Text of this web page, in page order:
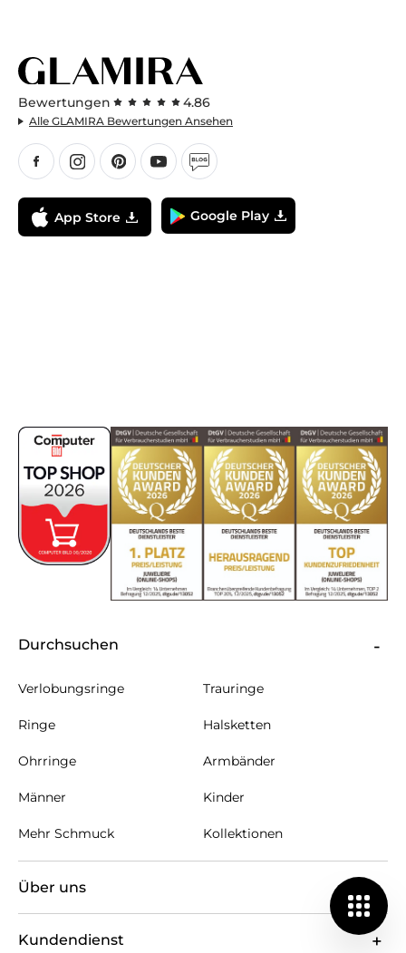
Bewertungen 4.86
Alle GLAMIRA Bewertungen Ansehen
App Store Google Play
Durchsuchen
Verlobungsringe Trauringe
Ringe Halsketten
Ohrringe Armbänder
Männer Kinder
Mehr Schmuck Kollektionen
Über uns
Kundendienst